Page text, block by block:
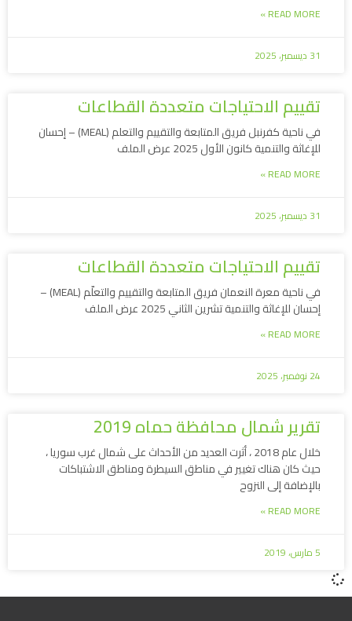
READ MORE »
31 ديسمبر، 2025
تقييم الاحتياجات متعددة القطاعات
في ناحية كفرنبل فريق المتابعة والتقييم والتعلم (MEAL) – إحسان
للإغاثة والتنمية كانون الأول 2025 عرض الملف
READ MORE »
31 ديسمبر، 2025
تقييم الاحتياجات متعددة القطاعات
في ناحية معرة النعمان فريق المتابعة والتقييم والتعلّم (MEAL) –
إحسان للإغاثة والتنمية تشرين الثاني 2025 عرض الملف
READ MORE »
24 نوفمبر، 2025
تقرير شمال محافظة حماه 2019
خلال عام 2018 ، أثرت العديد من الأحداث على شمال غرب سوريا ،
حيث كان هناك تغيير في مناطق السيطرة ومناطق الاشتباكات
بالإضافة إلى النزوح
READ MORE »
5 مارس، 2019